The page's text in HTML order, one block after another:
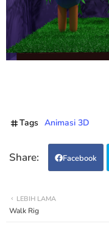
Tags Animasi 3D
Facebook
LEBIH LAMA
Walk Rig